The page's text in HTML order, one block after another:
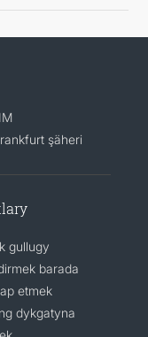
şäheri
gullugy
barada
etmek
dykgatyna